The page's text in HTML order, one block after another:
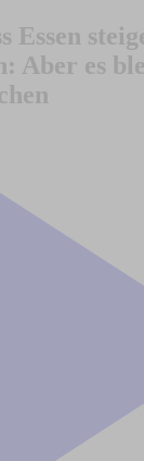
Essen
Aber es